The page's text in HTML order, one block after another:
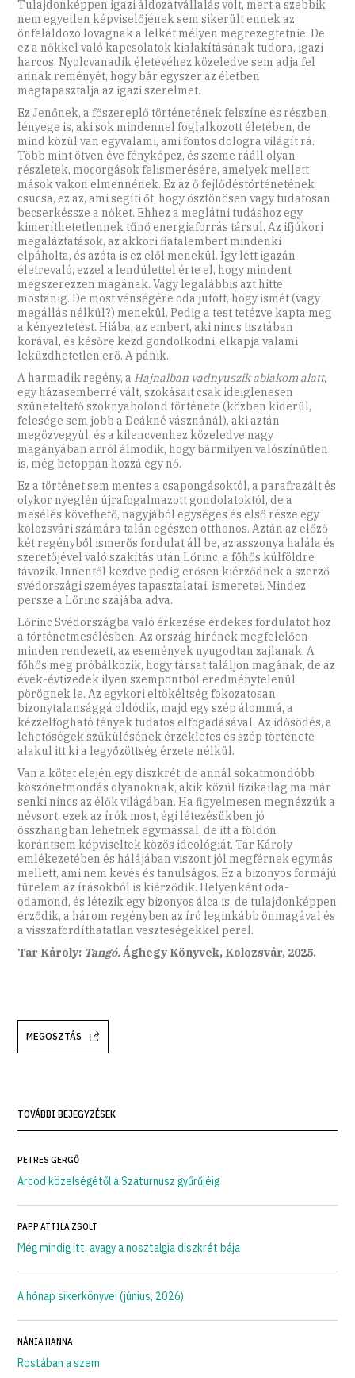
Tulajdonképpen igazi áldozatvállalás volt, mert a szebbik
nem egyetlen képviselőjének sem sikerült ennek az
önfeláldozó lovagnak a lelkét mélyen megrezegtetnie. De
ez a nőkkel való kapcsolatok kialakításának tudora, igazi
harcos. Nyolcvanadik életévéhez közeledve sem adja fel
annak reményét, hogy bár egyszer az életben
megtapasztalja az igazi szerelmet.
Ez Jenőnek, a főszereplő történetének felszíne és részben
lényege is, aki sok mindennel foglalkozott életében, de
mind közül van egyvalami, ami fontos dologra világít rá.
Több mint ötven éve fényképez, és szeme rááll olyan
részletek, mocorgások felismerésére, amelyek mellett
mások vakon elmennének. Ez az ő fejlődéstörténetének
csúcsa, ez az, ami segíti őt, hogy ösztönösen vagy tudatosan
becserkéssze a nőket. Ehhez a meglátni tudáshoz egy
kimeríthetetlennek tűnő energiaforrás társul. Az ifjúkori
megaláztatások, az akkori fiatalembert mindenki
elpáholta, és azóta is ez elől menekül. Így lett igazán
életrevaló, ezzel a lendülettel érte el, hogy mindent
megszerezzen magának. Vagy legalábbis azt hitte
mostanig. De most vénségére oda jutott, hogy ismét (vagy
megállás nélkül?) menekül. Pedig a test tetézve kapta meg
a kényeztetést. Hiába, az embert, aki nincs tisztában
korával, és későre kezd gondolkodni, elkapja valami
leküzdhetetlen erő. A pánik.
A harmadik regény, a Hajnalban vadnyuszik ablakom alatt,
egy házasemberré vált, szokásait csak ideiglenesen
szüneteltető szoknyabolond története (közben kiderül,
felesége sem jobb a Deákné vásznánál), aki aztán
megözvegyül, és a kilencvenhez közeledve nagy
magányában arról álmodik, hogy bármilyen valószínűtlen
is, még betoppan hozzá egy nő.
Ez a történet sem mentes a csapongásoktól, a parafrazált és
olykor nyeglén újrafogalmazott gondolatoktól, de a
mesélés követhető, nagyjából egységes és első része egy
kolozsvári számára talán egészen otthonos. Aztán az előző
két regényből ismerős fordulat áll be, az asszonya halála és
szeretőjével való szakítás után Lőrinc, a főhős külföldre
távozik. Innentől kezdve pedig erősen kiérződnek a szerző
svédországi szeméyes tapasztalatai, ismeretei. Mindez
persze a Lőrinc szájába adva.
Lőrinc Svédországba való érkezése érdekes fordulatot hoz
a történetmesélésben. Az ország hírének megfelelően
minden rendezett, az események nyugodtan zajlanak. A
főhős még próbálkozik, hogy társat találjon magának, de az
évek-évtizedek ilyen szempontból eredménytelenül
pörögnek le. Az egykori eltökéltség fokozatosan
bizonytalansággá oldódik, majd egy szép álommá, a
kézzelfogható tények tudatos elfogadásával. Az idősödés, a
lehetőségek szűkülésének érzékletes és szép története
alakul itt ki a legyőzöttség érzete nélkül.
Van a kötet elején egy diszkrét, de annál sokatmondóbb
köszönetmondás olyanoknak, akik közül fizikailag ma már
senki nincs az élők világában. Ha figyelmesen megnézzük a
névsort, ezek az írók most, égi létezésükben jó
összhangban lehetnek egymással, de itt a földön
korántsem képviseltek közös ideológiát. Tar Károly
emlékezetében és hálájában viszont jól megférnek egymás
mellett, ami nem kevés és tanulságos. Ez a bizonyos formájú
türelem az írásokból is kiérződik. Helyenként oda-
odamond, és létezik egy bizonyos álca is, de tulajdonképpen
érződik, a három regényben az író leginkább önmagával és
a visszafordíthatatlan veszteségekkel perel.
Tar Károly: Tangó.Ághegy Könyvek, Kolozsvár, 2025.
MEGOSZTÁS
TOVÁBBI BEJEGYZÉSEK
PETRES GERGŐ
Arcod közelségétől a Szaturnusz gyűrűjéig
PAPP ATTILA ZSOLT
Még mindig itt, avagy a nosztalgia diszkrét bája
A hónap sikerkönyvei (június, 2026)
NÁNIA HANNA
Rostában a szem